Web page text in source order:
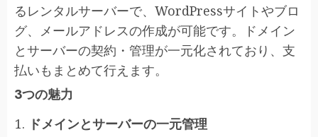
るレンタルサーバーで、WordPressサイトやブロ
グ、メールアドレスの作成が可能です。ドメイン
とサーバーの契約・管理が一元化されており、支
払いもまとめて行えます。
3つの魅力
ドメインとサーバーの一元管理